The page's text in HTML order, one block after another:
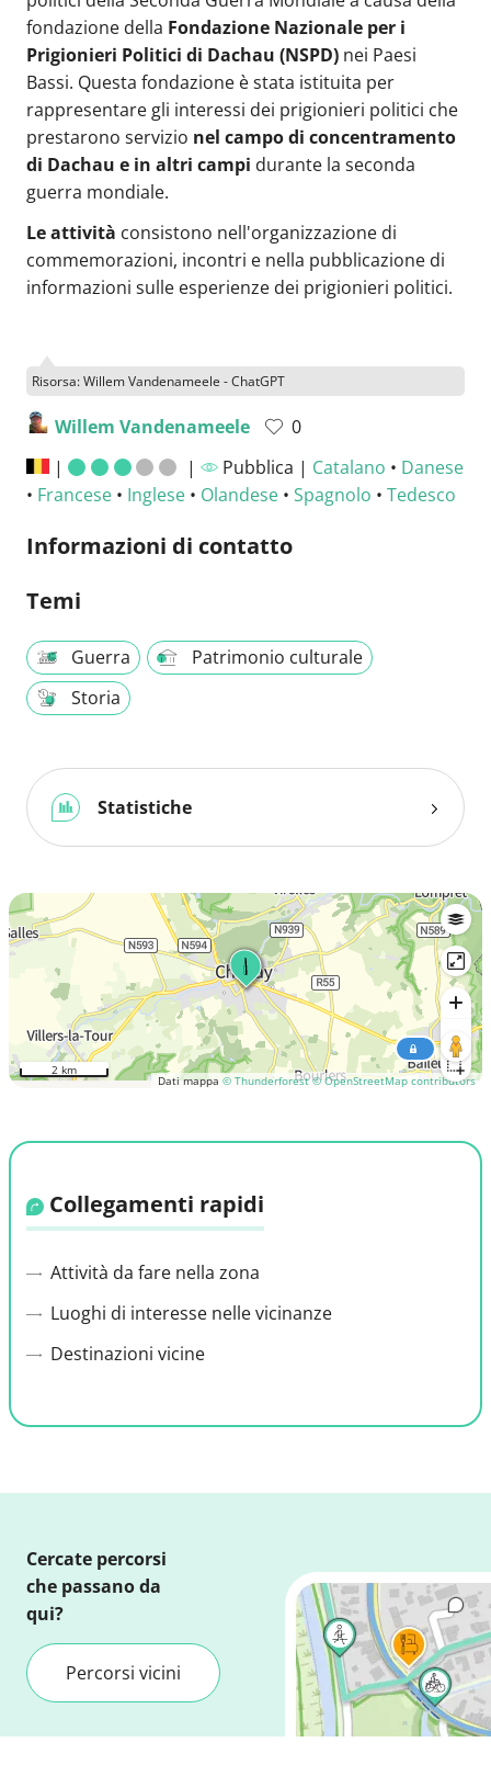
fondazione della Fondazione Nazionale per i
Prigionieri Politici di Dachau (NSPD) nei Paesi
Bassi. Questa fondazione è stata istituita per
rappresentare gli interessi dei prigionieri politici che
prestarono servizio nel campo di concentramento
di Dachau e in altri campi durante la seconda
guerra mondiale.
Le attività consistono nell'organizzazione di
commemorazioni, incontri e nella pubblicazione di
informazioni sulle esperienze dei prigionieri politici.
Risorsa: Willem Vandenameele - ChatGPT
Willem Vandenameele
0
|
| Pubblica | Catalano • Danese
• Francese • Inglese • Olandese • Spagnolo • Tedesco
Informazioni di contatto
Temi
Guerra
Patrimonio culturale
Storia
Statistiche
Dati mappa © Thunderforest © OpenStreetMap contributors
2 km
Collegamenti rapidi
Attività da fare nella zona
Luoghi di interesse nelle vicinanze
Destinazioni vicine
Cercate percorsi
che passano da
qui?
Percorsi vicini